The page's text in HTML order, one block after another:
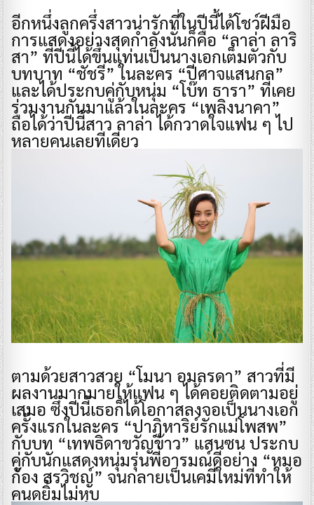
​อีกหนึ่งลูกครึ่งสาวน่ารักที่ในปีนี้ได้โชว์ฝีมือ
การแสดงอย่างสุดกำลังนั่นก็คือ “ลาล่า ลาริ
สา” ที่ปีนี้ได้ขึ้นแท่นเป็นนางเอกเต็มตัวกับ
บทบาท “ชัชรี” ในละคร “ปีศาจแสนกล”
และได้ประกบคู่กับหนุ่ม “โบ๊ท ธารา” ที่เคย
ร่วมงานกันมาแล้วในละคร “เพลิงนาคา”
ถือได้ว่าปีนี้สาว ลาล่า ได้กวาดใจแฟน ๆ ไป
หลายคนเลยทีเดียว
ตามด้วยสาวสวย “โมนา อมลรดา” สาวที่มี
ผลงานมากมายให้แฟน ๆ ได้คอยติดตามอยู่
เสมอ ซึ่งปีนี้เธอก็ได้โอกาสลงจอเป็นนางเอก
ครั้งแรกในละคร “ปาฏิหาริย์รักแม่โพสพ”
กับบท “เทพธิดาขวัญข้าว” แสนซน ประกบ
คู่กับนักแสดงหนุ่มรุ่นพี่อารมณ์ดีอย่าง “หมอ
ก้อง สรวิชญ์” จนกลายเป็นเคมีใหม่ที่ทำให้
คนดูยิ้มไม่หุบ